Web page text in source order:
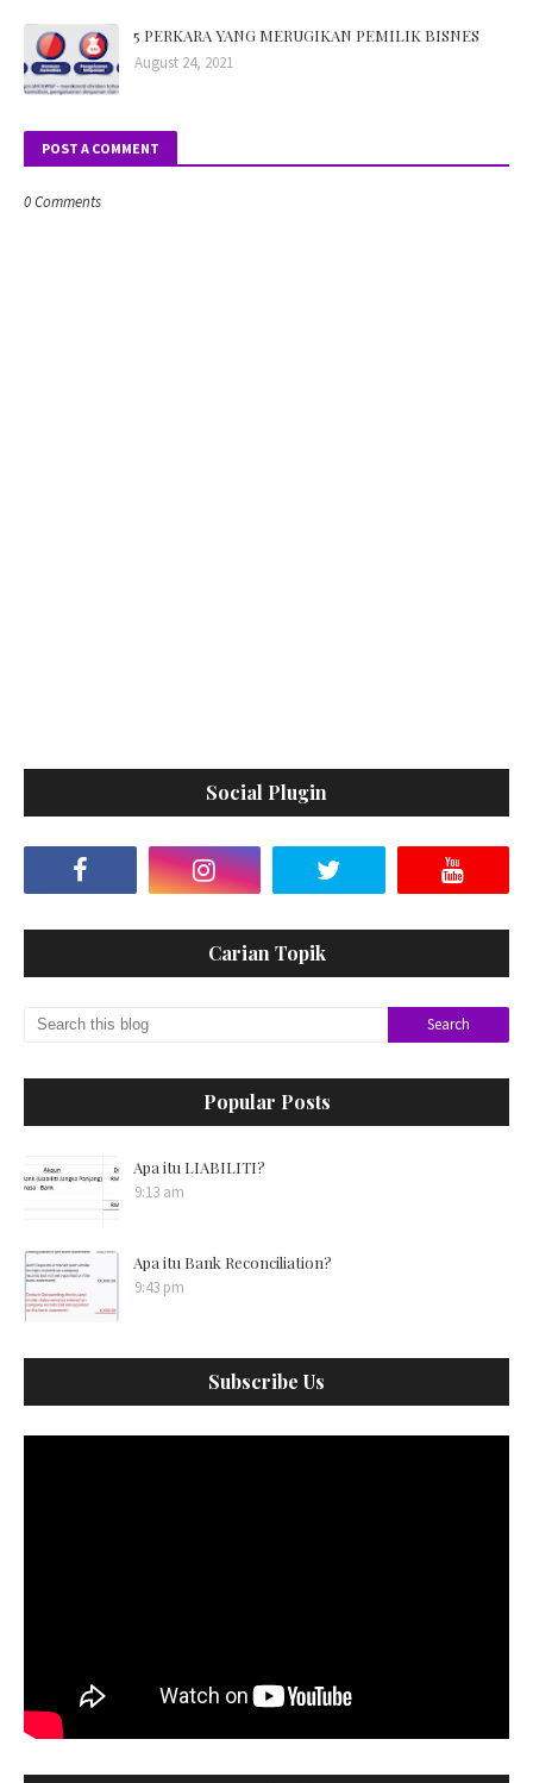
5 PERKARA YANG MERUGIKAN PEMILIK BISNES
August 24, 2021
POST A COMMENT
0 Comments
Social Plugin
Carian Topik
Popular Posts
Apa itu LIABILITI?
9:13 am
Apa itu Bank Reconciliation?
9:43 pm
Subscribe Us